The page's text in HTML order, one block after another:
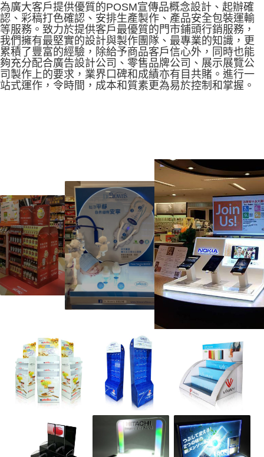
為廣大客戶提供優質的POSM宣傳品概念設計、起辦確
認、彩稿打色確認、安排生產製作、產品安全包裝運輸
等服務。致力於提供客戶最優質的門市鋪頭行銷服務，
我們擁有最堅實的設計與製作團隊、最專業的知識，更
累積了豐富的經驗，除給予商品客戶信心外，同時也能
夠充分配合廣告設計公司、零售品牌公司、展示展覽公
司製作上的要求，業界口碑和成績亦有目共賭。進行一
站式運作，令時間，成本和質素更為易於控制和掌握。